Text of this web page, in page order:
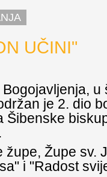
UČINI"
u
je 2. dio
Šibenske
župe, Župe sv.
i "Radost